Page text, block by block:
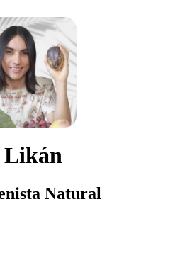
Likán
Natural